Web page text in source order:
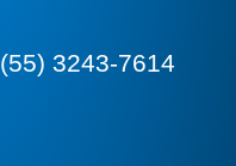
(55) 3243-7614